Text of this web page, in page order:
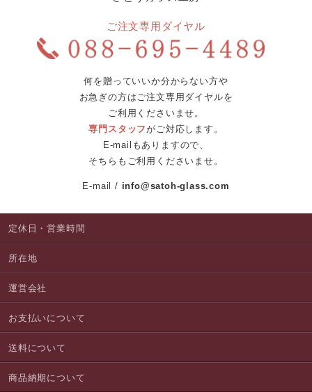
ご注文専用ダイヤル
何を贈っていいか分からない方や
お急ぎの方はご注文専用ダイヤルを
ご利用くださいませ。
専門スタッフがご対応します。
E-mailもありますので、
そちらもご利用くださいませ。
E-mail info@satoh-glass.com
定休日・営業時間
所在地
運営会社
お支払いについて
送料について
商品納期について